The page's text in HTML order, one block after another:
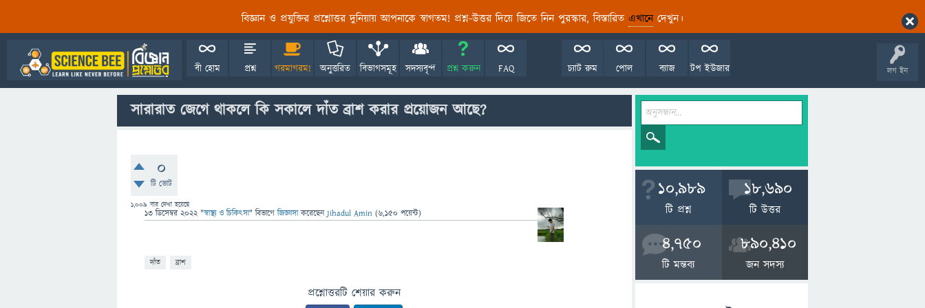
বিজ্ঞান ও প্রযুক্তির প্রশ্নোত্তর দুনিয়ায় আপনাকে স্বাগতম! প্রশ্ন-উত্তর দিয়ে জিতে নিন পুরস্কার, বিস্তারিত এখানেদেখুন।
লগ ইন
বী হোম প্রশ্ন গরমাগরম! অনুত্তরিত বিভাগসমূহ সদস্যবৃন্দ প্রশ্ন করুন FAQ টপ ইউজার
ব্যাজ
পোল
চ্যাট রুম
সারারাত জেগে থাকলে কি সকালে দাঁত ব্রাশ করার প্রয়োজন আছে?
0
টি ভোট
1,009 বার দেখা হয়েছে
13 ডিসেম্বর 2022 "স্বাস্থ্য ও চিকিৎসা" বিভাগে জিজ্ঞাসাকরেছেনJihadul Amin (6,150 পয়েন্ট)
দাঁত ব্রাশ
প্রশ্নোত্তরটি শেয়ার করুন
10,989
টি প্রশ্ন
18,690
টি উত্তর
4,750
টি মন্তব্য
890,410
জন সদস্য